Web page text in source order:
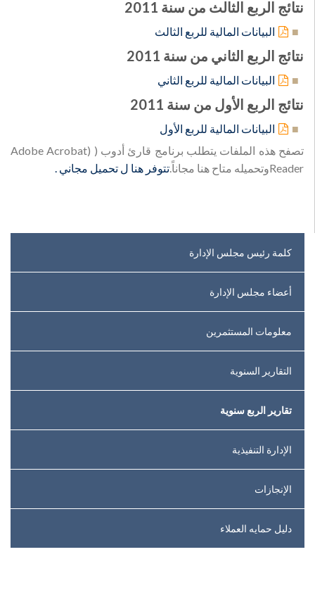
نتائج الربع الثالث من سنة 2011
البيانات المالية للربع الثالث
نتائج الربع الثاني من سنة 2011
البيانات المالية للربع الثاني
نتائج الربع الأول من سنة 2011
البيانات المالية للربع الأول
تصفح هذه الملفات يتطلب برنامج قارئ أدوب ( (Adobe Acrobat
Readerوتحميله متاح هنا مجاناً.
تتوفر هنا ل تحميل مجاني .
كلمة رئيس مجلس الإدارة
أعضاء مجلس الإدارة
معلومات المستثمرين
التقارير السنوية
تقارير الربع سنوية
الإدارة التنفيذية
الإنجازات
دليل حمايه العملاء